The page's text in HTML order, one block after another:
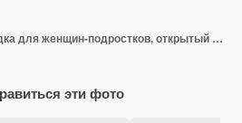
Спортивная площадка для женщин-подростков, открытый тренажерный зал с оборудованием в парке
эти фото